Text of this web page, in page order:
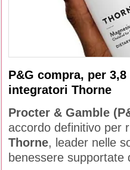
P&G compra, per
integratori Thorne
Procter & Gamble
accordo definitivo per
Thorne, leader nelle
benessere supportate